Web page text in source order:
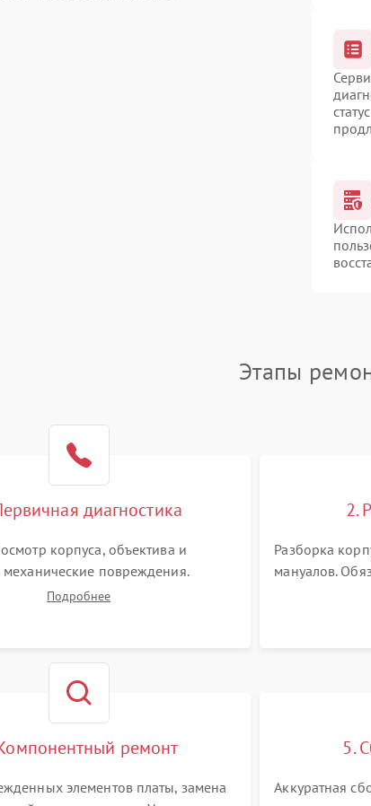
Этапы
диагностика
корпуса, объектива и
механические повреждения.
на включение, считывание
Подробнее
2.
Разборка
мануалов.
ремонт
элементов платы, замена
5.
Аккуратная